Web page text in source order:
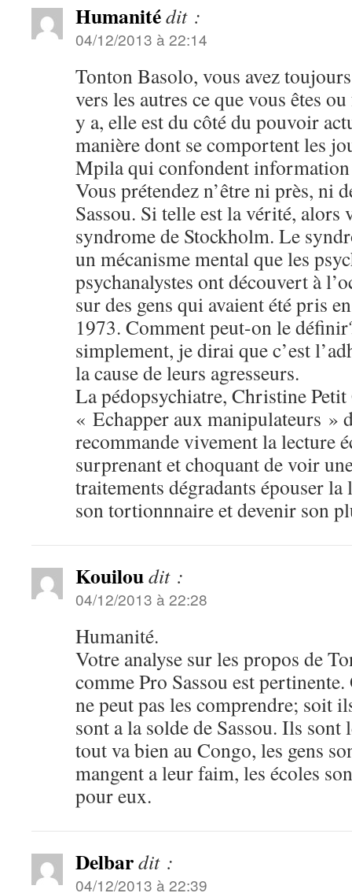
Humanitédit :
04/12/2013 à 22:14
Tonton Basolo, vous avez
vers les autres ce que vous êtes
y a, elle est du côté du pouvoir
manière dont se comportent les
Mpila qui confondent information
Vous prétendez n’être ni près, ni
Sassou. Si telle est la vérité, alors
syndrome de Stockholm. Le
un mécanisme mental que les
psychanalystes ont découvert à
sur des gens qui avaient été pris
1973. Comment peut-on le
simplement, je dirai que c’est
la cause de leurs agresseurs.
La pédopsychiatre, Christine
« Echapper aux manipulateurs »
recommande vivement la lecture
surprenant et choquant de voir
traitements dégradants épouser
son tortionnnaire et devenir son
Kouiloudit :
04/12/2013 à 22:28
Humanité.
Votre analyse sur les propos de
comme Pro Sassou est pertinente.
ne peut pas les comprendre; soit
sont a la solde de Sassou. Ils sont
tout va bien au Congo, les gens
mangent a leur faim, les écoles
pour eux.
Delbardit :
04/12/2013 à 22:39